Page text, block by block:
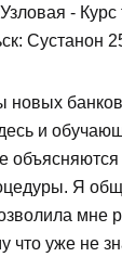
- Курс
Сустанон
и
Я
мне
что уже не